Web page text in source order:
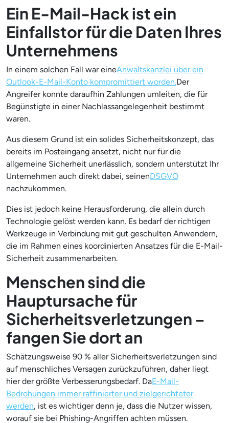
Ein E-Mail-Hack ist ein
Einfallstor für die Daten Ihres
Unternehmens
In einem solchen Fall war eineAnwaltskanzlei über ein
Outlook-E-Mail-Konto kompromittiert worden.Der
Angreifer konnte daraufhin Zahlungen umleiten, die für
Begünstigte in einer Nachlassangelegenheit bestimmt
waren.
Aus diesem Grund ist ein solides Sicherheitskonzept, das
bereits im Posteingang ansetzt, nicht nur für die
allgemeine Sicherheit unerlässlich, sondern unterstützt Ihr
Unternehmen auch direkt dabei, seinenDSGVO
nachzukommen.
Dies ist jedoch keine Herausforderung, die allein durch
Technologie gelöst werden kann. Es bedarf der richtigen
Werkzeuge in Verbindung mit gut geschulten Anwendern,
die im Rahmen eines koordinierten Ansatzes für die E-Mail-
Sicherheit zusammenarbeiten.
Menschen sind die
Hauptursache für
Sicherheitsverletzungen –
fangen Sie dort an
Schätzungsweise 90 % aller Sicherheitsverletzungen sind
auf menschliches Versagen zurückzuführen, daher liegt
hier der größte Verbesserungsbedarf. DaE-Mail-
Bedrohungen immer raffinierter und zielgerichteter
werden, ist es wichtiger denn je, dass die Nutzer wissen,
worauf sie bei Phishing-Angriffen achten müssen.